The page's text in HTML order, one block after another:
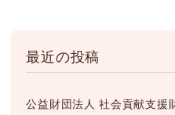
最近の投稿
公益財団法人 社会貢献支援